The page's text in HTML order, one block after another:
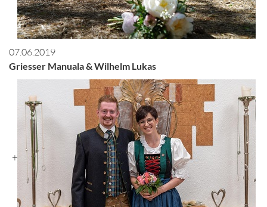
07.06.2019
Griesser Manuala & Wilhelm Lukas
+